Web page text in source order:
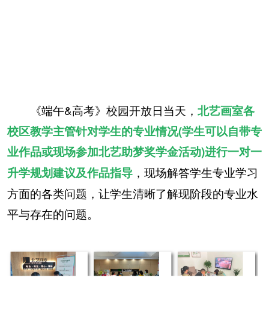
《端午&高考》校园开放日当天， 北艺画室各
校区教学主管针对学生的专业情况(学生可以自带专
业作品或现场参加北艺助梦奖学金活动)进行一对一
升学规划建议及作品指导，现场解答学生专业学习
方面的各类问题，让学生清晰了解现阶段的专业水
平与存在的问题。